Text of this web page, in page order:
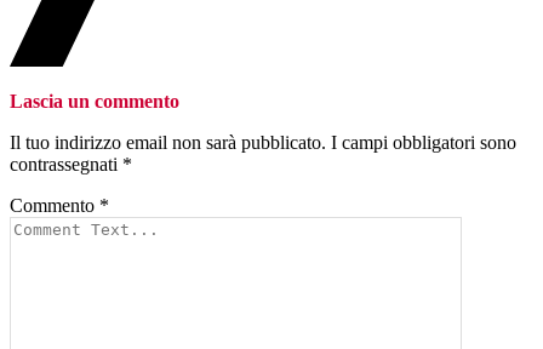
Lascia un commento
Il tuo indirizzo email non sarà pubblicato. I campi obbligatori sono
contrassegnati *
Commento *